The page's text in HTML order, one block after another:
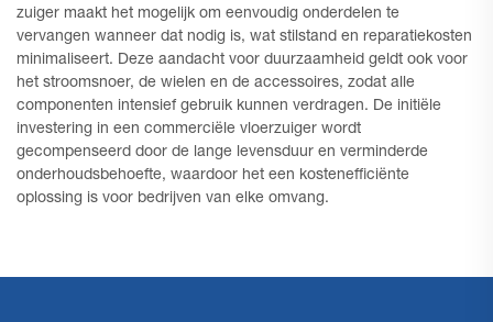
zuiger maakt het mogelijk om eenvoudig onderdelen te
vervangen wanneer dat nodig is, wat stilstand en reparatiekosten
minimaliseert. Deze aandacht voor duurzaamheid geldt ook voor
het stroomsnoer, de wielen en de accessoires, zodat alle
componenten intensief gebruik kunnen verdragen. De initiële
investering in een commerciële vloerzuiger wordt
gecompenseerd door de lange levensduur en verminderde
onderhoudsbehoefte, waardoor het een kostenefficiënte
oplossing is voor bedrijven van elke omvang.